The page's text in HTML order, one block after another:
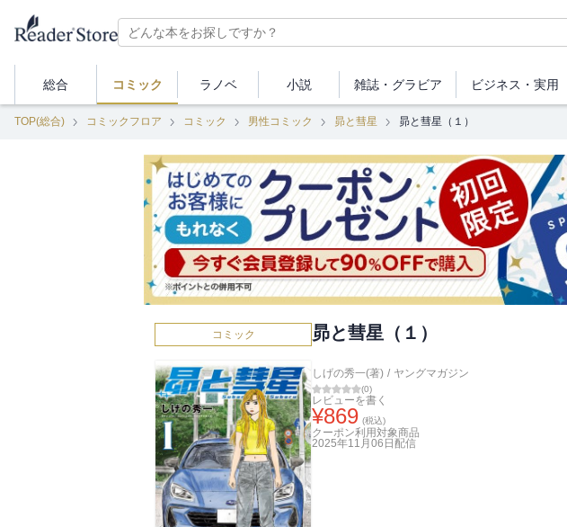
総合 コミック ラノベ 小説 雑誌・ グラビア ビジネス ・実用
TOP(総合) コミックフロア コミック 男性コミック 昴と彗星 昴と彗星（１）
コミック 昴と彗星（１）
しげの秀一(著) / ヤングマガジン
(0)
レビューを書く
¥869 (税込)
クーポン利用対象商品
2025年11月06日 配信